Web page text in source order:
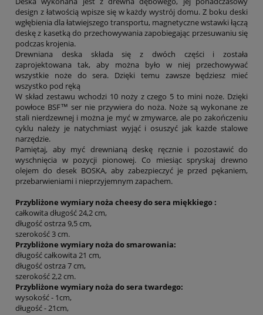
design z łatwością wpisze się w każdy wystrój domu. Z boku deski
wgłębienia dla łatwiejszego transportu, magnetyczne wstawki łączą
deskę z kasetką do przechowywania zapobiegając przesuwaniu się
podczas krojenia.
Drewniana deska składa się z dwóch części i została
zaprojektowana tak, aby można było w niej przechowywać
wszystkie noże do sera. Dzięki temu zawsze będziesz mieć
wszystko pod ręką
W skład zestawu wchodzi 10 noży z czego 5 to mini noże. Dzięki
powłoce BSF™ ser nie przywiera do noża. Noże są wykonane ze
stali nierdzewnej i można je myć w zmywarce, ale po zakończeniu
cyklu należy je natychmiast wyjąć i osuszyć jak każde stalowe
narzędzie.
Pamiętaj, aby myć drewnianą deskę ręcznie i pozostawić do
wyschnięcia w pozycji pionowej. Co miesiąc spryskaj drewno
olejem do desek BOSKA, aby zabezpieczyć je przed pękaniem,
przebarwieniami i nieprzyjemnym zapachem.
Przybliżone wymiary noża cheesy do sera miękkiego :
całkowita długość 24,2 cm,
długość ostrza 9,5 cm,
szerokość 3 cm.
Przybliżone wymiary noża do smarowania:
długość całkowita 21 cm,
długość ostrza 7 cm,
szerokość 2,2 cm.
Przybliżone wymiary noża do sera twardego:
wysokość - 1cm,
długość - 21cm,